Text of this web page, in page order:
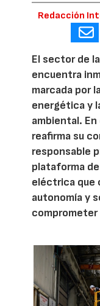
Redacción
El sector de
encuentra
marcada por
energética y
ambiental.
reafirma su
responsable
plataforma
eléctrica que
autonomía y